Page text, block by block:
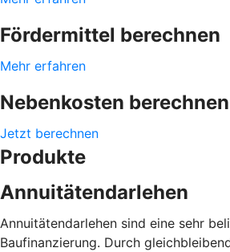
Fördermittel berechnen
Mehr erfahren
Nebenkosten berechnen
Jetzt berechnen
Produkte
Annuitätendarlehen
Annuitätendarlehen sind eine sehr
Baufinanzierung. Durch